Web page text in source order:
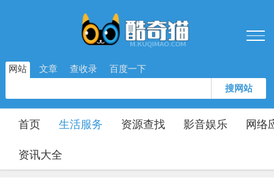
网站 文章 查收录 百度一下
搜网站
首页 生活服务 资源查找 影音娱乐 网络
资讯大全